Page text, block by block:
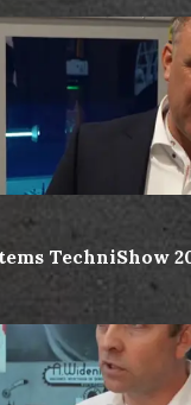
TechniShow